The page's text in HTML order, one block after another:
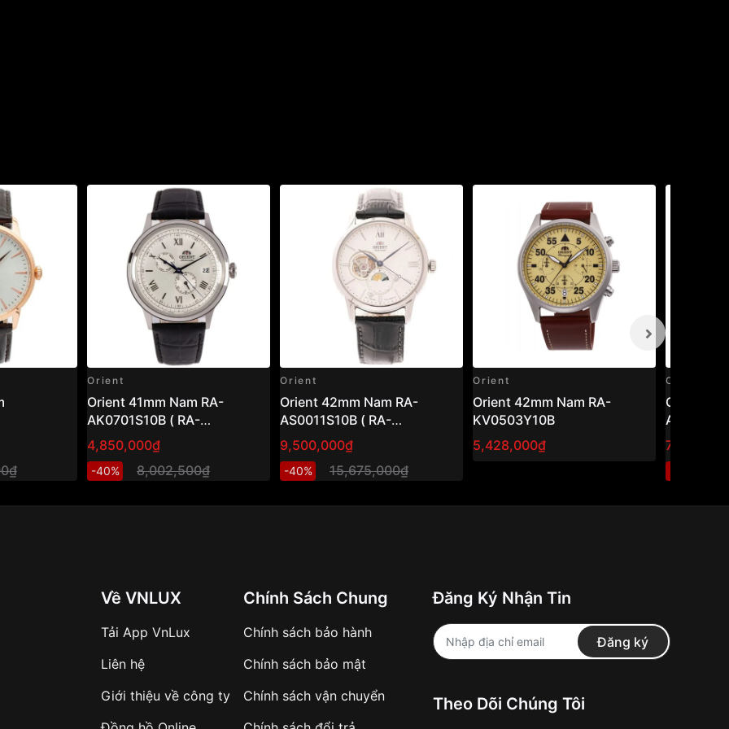
Moon
tượng của sự sang
hợp với cổ tay nam
vàng sang trọng, mặt
Mã thanh lịch.
bền bỉ, dây da
mái khi đeo.
RA-AK0007S10Bthời
lịch lãm công sở đến
ổn định và chính xác.
theo dõi thời gian.
đồng hồ trong nhiều
hồ cùng phân khúc.
cao tính thẩm mỹ và
Orient
Orient 41mm Nam RA-
AK0701S10B ( RA-
AK0701S30B )
4,850,000₫
-40% 8,002,500₫
Orient
Orient 42mm Nam RA-
AS0011S10B ( RA-
AS0011S30B )
9,500,000₫
-40% 15,675,000₫
Orient
Orient 42mm Nam RA-
KV0503Y10B
5,428,000₫
Orient
Orient 43,5mm Nam RA-
Về VNLUX
Tải App VnLux
Liên hệ
Giới thiệu về công ty
Chính Sách Chung
Chính sách bảo hành
Chính sách bảo mật
Chính sách vận chuyển
Đăng Ký Nhận Tin
Đăng ký
Theo Dõi Chúng Tôi